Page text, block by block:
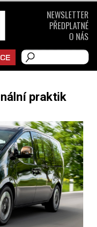
praktik
NEWSLETTER
PŘEDPLATNÉ
O NÁS